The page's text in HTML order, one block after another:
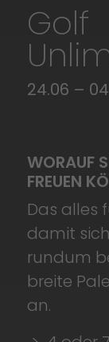
Golf
24.06 –
WORAUF
FREUEN
Das alles
damit
rundum
breite
an.